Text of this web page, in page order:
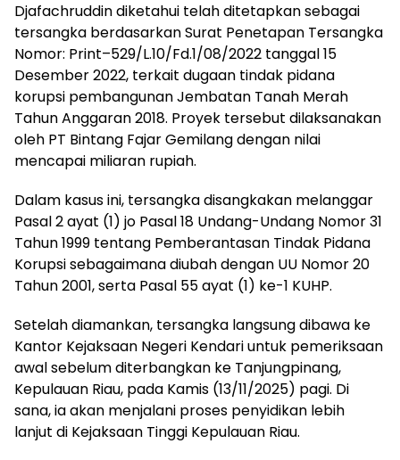
Djafachruddin diketahui telah ditetapkan sebagai
tersangka berdasarkan Surat Penetapan Tersangka
Nomor: Print–529/L.10/Fd.1/08/2022 tanggal 15
Desember 2022, terkait dugaan tindak pidana
korupsi pembangunan Jembatan Tanah Merah
Tahun Anggaran 2018. Proyek tersebut dilaksanakan
oleh PT Bintang Fajar Gemilang dengan nilai
mencapai miliaran rupiah.
Dalam kasus ini, tersangka disangkakan melanggar
Pasal 2 ayat (1) jo Pasal 18 Undang-Undang Nomor 31
Tahun 1999 tentang Pemberantasan Tindak Pidana
Korupsi sebagaimana diubah dengan UU Nomor 20
Tahun 2001, serta Pasal 55 ayat (1) ke-1 KUHP.
Setelah diamankan, tersangka langsung dibawa ke
Kantor Kejaksaan Negeri Kendari untuk pemeriksaan
awal sebelum diterbangkan ke Tanjungpinang,
Kepulauan Riau, pada Kamis (13/11/2025) pagi. Di
sana, ia akan menjalani proses penyidikan lebih
lanjut di Kejaksaan Tinggi Kepulauan Riau.